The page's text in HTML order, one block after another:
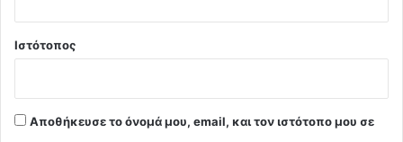
Ιστότοπος
Αποθήκευσε το όνομά μου, email, και τον ιστότοπο μου σε